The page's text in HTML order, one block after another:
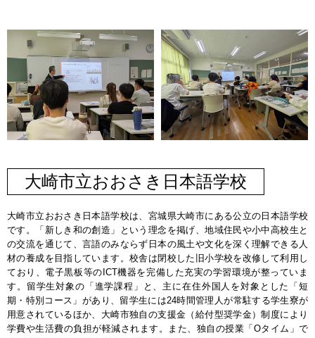
大崎市立おおさき日本語学校
大崎市立おおさき日本語学校は、宮城県大崎市にある公立の日本語学校
です。「新しき和の創造」という理念を掲げ、地域住民や小中高校生と
の交流を通じて、言語のみならず日本の風土や文化を深く理解できる人
材の養成を目指しています。校舎は閉校した旧小学校を改修して利用し
ており、電子黒板等のICT機器を完備した充実の学習環境が整っていま
す。留学生対象の「進学課程」と、主に在住外国人を対象とした「短
期・特別コース」があり、留学生には24時間管理人が常駐する学生寮が
用意されているほか、大崎市独自の支援金（給付型奨学金）制度により
学費や生活費の負担が軽減されます。また、独自の授業「Oタイム」で